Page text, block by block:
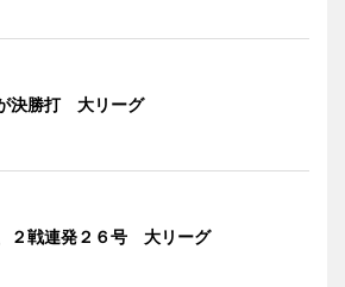
決勝打 大リーグ
２戦連発２６号 大リーグ